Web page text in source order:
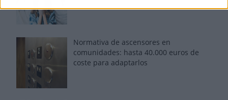
Normativa de ascensores en
comunidades: hasta 40.000 euros de
coste para adaptarlos